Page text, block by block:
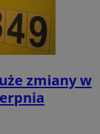
zmiany w